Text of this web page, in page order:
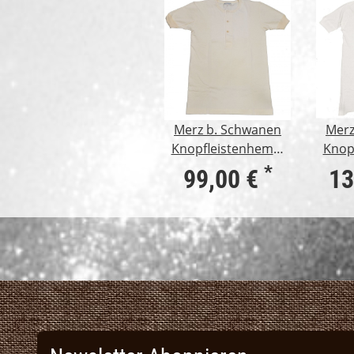
Merz b. Schwanen
Knopfleistenhemd,
2-fädig, 1/4 Arm,
natur
99,00 € *
1-